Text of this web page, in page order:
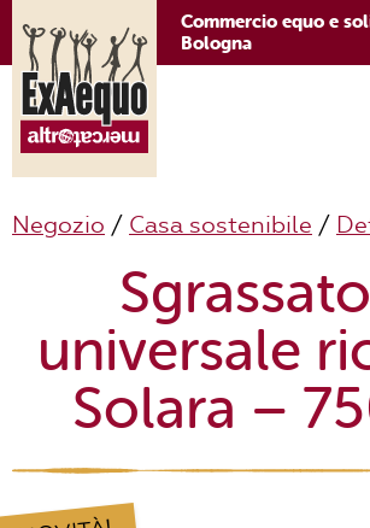
Commercio equo e
Bologna
Negozio / Casa sostenibile /
universale
Solara –